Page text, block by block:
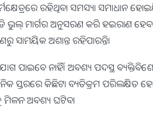
ରହିଥିବା ସମସ୍ୟା ସମାଧାନ
ଭୁଲ୍‌ ମାର୍ଗର ଅନୁସରଣ କରି ହଇରାଣ
ସାମୟିକ ଅଶାନ୍ତ ରହିପାରନ୍ତି।
ପାଇବେ ନାହିଁ। ଅବଶ୍ୟ ପଦସ୍ଥ
ସ୍ତରରେ କିଛିଟା ବ୍ୟତିକ୍ରମ
ମିଳନ ଅବଶ୍ୟ ଘଟିବ।